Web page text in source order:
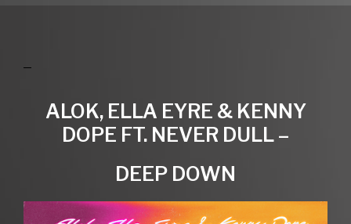
ALOK, ELLA EYRE & KENNY
DOPE FT. NEVER DULL –
DEEP DOWN